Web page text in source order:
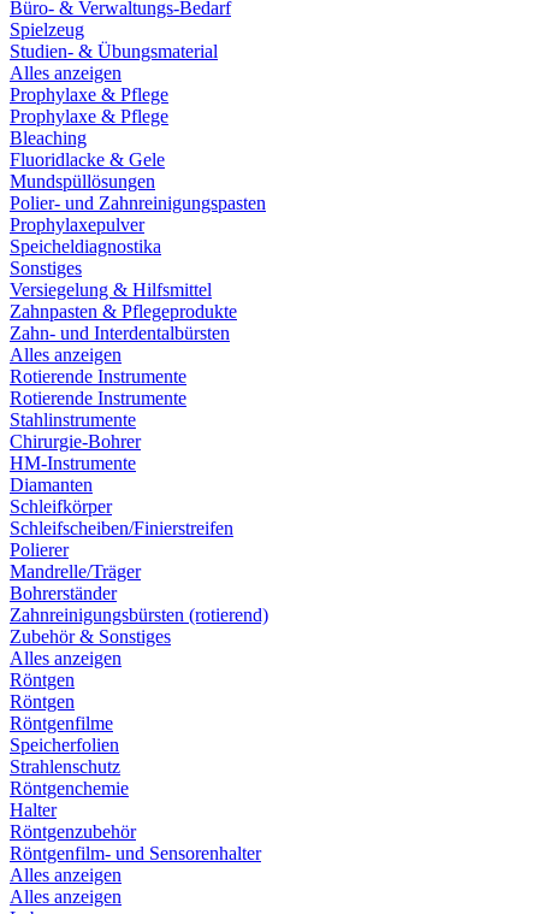
Büro- & Verwaltungs-Bedarf
Spielzeug
Studien- & Übungsmaterial
Alles anzeigen
Prophylaxe & Pflege
Prophylaxe & Pflege
Bleaching
Fluoridlacke & Gele
Mundspüllösungen
Polier- und Zahnreinigungspasten
Prophylaxepulver
Speicheldiagnostika
Sonstiges
Versiegelung & Hilfsmittel
Zahnpasten & Pflegeprodukte
Zahn- und Interdentalbürsten
Alles anzeigen
Rotierende Instrumente
Rotierende Instrumente
Stahlinstrumente
Chirurgie-Bohrer
HM-Instrumente
Diamanten
Schleifkörper
Schleifscheiben/Finierstreifen
Polierer
Mandrelle/Träger
Bohrerständer
Zahnreinigungsbürsten (rotierend)
Zubehör & Sonstiges
Alles anzeigen
Röntgen
Röntgen
Röntgenfilme
Speicherfolien
Strahlenschutz
Röntgenchemie
Halter
Röntgenzubehör
Röntgenfilm- und Sensorenhalter
Alles anzeigen
Alles anzeigen